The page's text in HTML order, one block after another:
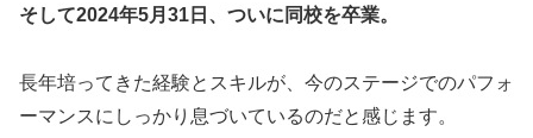
そして2024年5月31日、ついに同校を卒業。
長年培ってきた経験とスキルが、今のステージでのパフォ
ーマンスにしっかり息づいているのだと感じます。